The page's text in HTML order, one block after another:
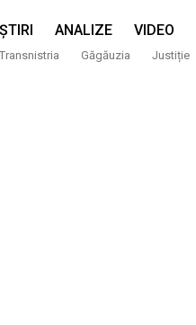
ȘTIRI ANALIZE VIDEO
Transnistria Găgăuzia Justiție